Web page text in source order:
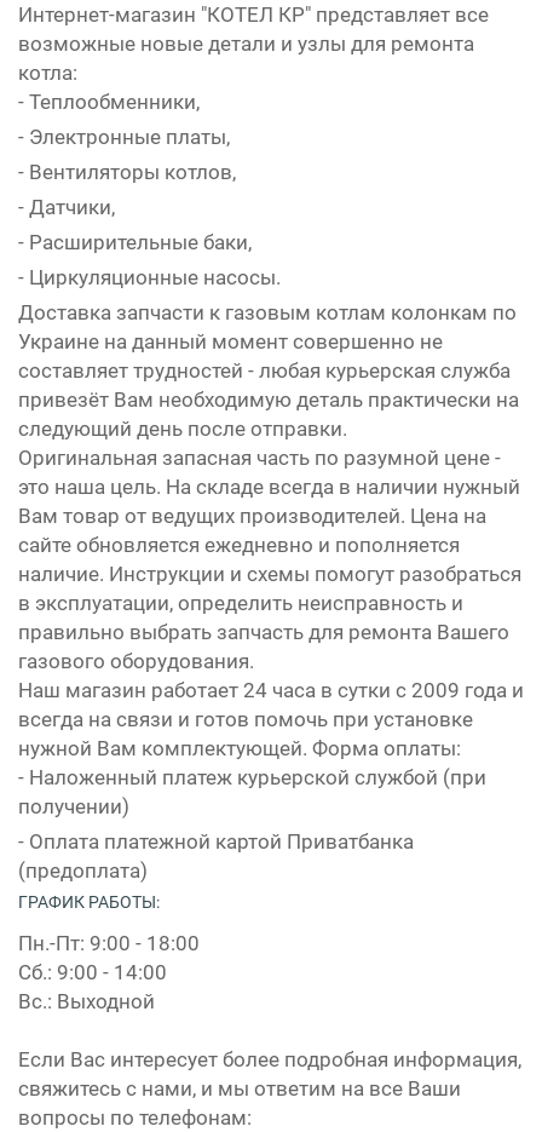
Интернет-магазин "КОТЕЛ КР" представляет все
возможные новые детали и узлы для ремонта
котла:
- Теплообменники,
- Электронные платы,
- Вентиляторы котлов,
- Датчики,
- Расширительные баки,
- Циркуляционные насосы.
Доставка запчасти к газовым котлам колонкам по
Украине на данный момент совершенно не
составляет трудностей - любая курьерская служба
привезёт Вам необходимую деталь практически на
следующий день после отправки.
Оригинальная запасная часть по разумной цене -
это наша цель. На складе всегда в наличии нужный
Вам товар от ведущих производителей. Цена на
сайте обновляется ежедневно и пополняется
наличие. Инструкции и схемы помогут разобраться
в эксплуатации, определить неисправность и
правильно выбрать запчасть для ремонта Вашего
газового оборудования.
Наш магазин работает 24 часа в сутки с 2009 года и
всегда на связи и готов помочь при установке
нужной Вам комплектующей. Форма оплаты:
- Наложенный платеж курьерской службой (при
получении)
- Оплата платежной картой Приватбанка
(предоплата)
ГРАФИК РАБОТЫ:
Пн.-Пт: 9:00 - 18:00
Сб.: 9:00 - 14:00
Вс.: Выходной
Если Вас интересует более подробная информация,
свяжитесь с нами, и мы ответим на все Ваши
вопросы по телефонам: